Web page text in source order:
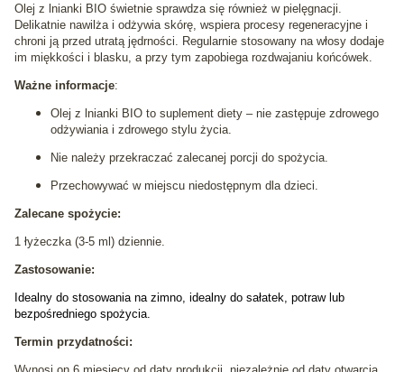
Olej z lnianki BIO świetnie sprawdza się również w pielęgnacji.
Delikatnie nawilża i odżywia skórę, wspiera procesy regeneracyjne i
chroni ją przed utratą jędrności. Regularnie stosowany na włosy dodaje
im miękkości i blasku, a przy tym zapobiega rozdwajaniu końcówek.
Ważne informacje:
Olej z lnianki BIO to suplement diety – nie zastępuje zdrowego
odżywiania i zdrowego stylu życia.
Nie należy przekraczać zalecanej porcji do spożycia.
Przechowywać w miejscu niedostępnym dla dzieci.
Zalecane spożycie:
1 łyżeczka (3-5 ml) dziennie.
Zastosowanie:
Idealny do stosowania na zimno, idealny do sałatek, potraw lub
bezpośredniego spożycia.
Termin przydatności: